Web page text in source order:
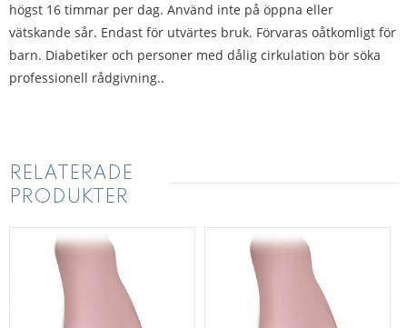
högst 16 timmar per dag. Använd inte på öppna eller
vätskande sår. Endast för utvärtes bruk. Förvaras oåtkomligt för
barn. Diabetiker och personer med dålig cirkulation bör söka
professionell rådgivning..
RELATERADE
PRODUKTER